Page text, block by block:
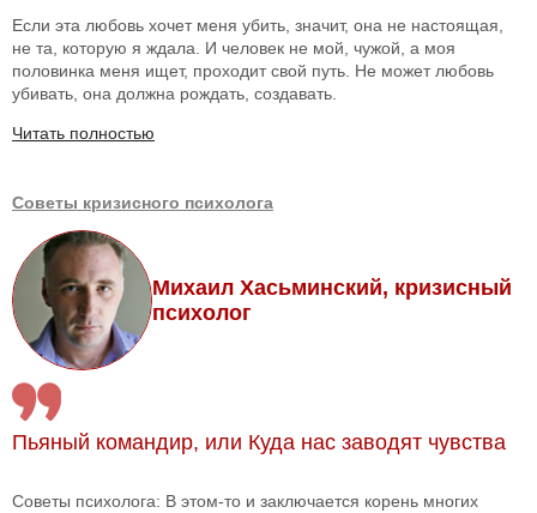
Если эта любовь хочет меня убить, значит, она не настоящая,
не та, которую я ждала. И человек не мой, чужой, а моя
половинка меня ищет, проходит свой путь. Не может любовь
убивать, она должна рождать, создавать.
Читать полностью
Советы кризисного психолога
Михаил Хасьминский, кризисный
психолог
Пьяный командир, или Куда нас заводят чувства
Советы психолога: В этом-то и заключается корень многих